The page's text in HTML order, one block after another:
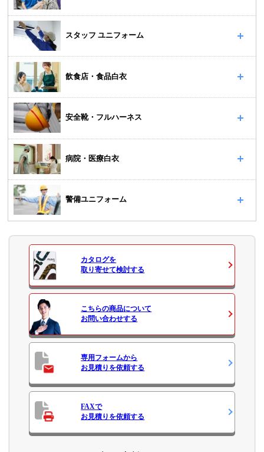
スタッフ ユニフォーム
飲食店・食品白衣
安全靴・フルハーネス
病院・医療白衣
警備ユニフォーム
カタログを
取り寄せて検討する
こちらの商品について
お問い合わせする
専用フォームから
お見積り を依頼する
FAXで
お見積り を依頼する